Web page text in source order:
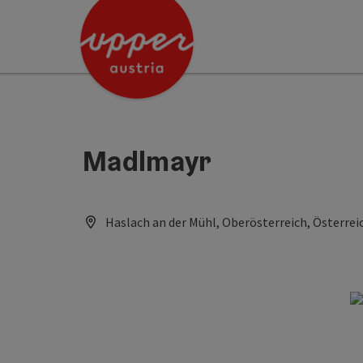
Accesskey
Accesskey
Madlmayr
Haslach an der Mühl, Oberösterreich,